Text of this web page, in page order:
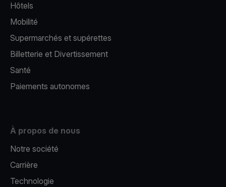
Hôtels
Mobilité
Supermarchés et supérettes
Billetterie et Divertissement
Santé
Paiements autonomes
À propos de nous
Notre société
Carrière
Technologie